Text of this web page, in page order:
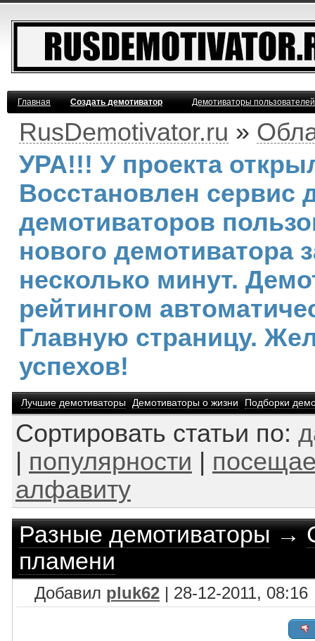
Главная Создать демотиватор Демотиваторы
RusDemotivator.ru »
УРА!!! У проекта
Восстановлен сервис
демотиваторов
нового демотиватора
несколько минут.
рейтингом
Главную страницу.
успехов!
Лучшие демотиваторы Демотиваторы о жизни Подборки
Сортировать статьи по:
популярности
алфавиту
Разные демотиваторы→
пламени
Добавил pluk62 | 28-12-2011, 08:16